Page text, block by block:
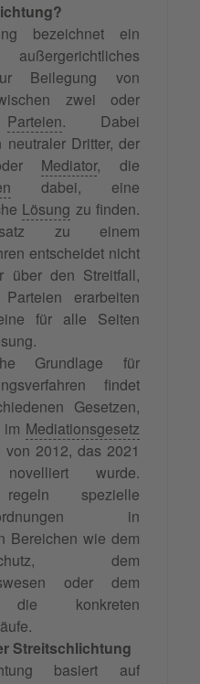
bezeichnet ein
außergerichtliches
Beilegung von
zwei oder
Parteien. Dabei
neutraler Dritter, der
Mediator, die
dabei, eine
Lösung zu finden.
zu einem
entscheidet nicht
über den Streitfall,
erarbeiten
für alle Seiten
Grundlage für
findet
Gesetzen,
Mediationsgesetz
von 2012, das 2021
wurde.
spezielle
in
Bereichen wie dem
dem
oder dem
die konkreten
Streitschlichtung
basiert auf